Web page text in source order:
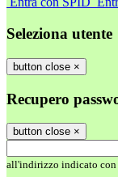
Seleziona utente
button close ×
Recupero
button close ×
all'indirizzo indicato con